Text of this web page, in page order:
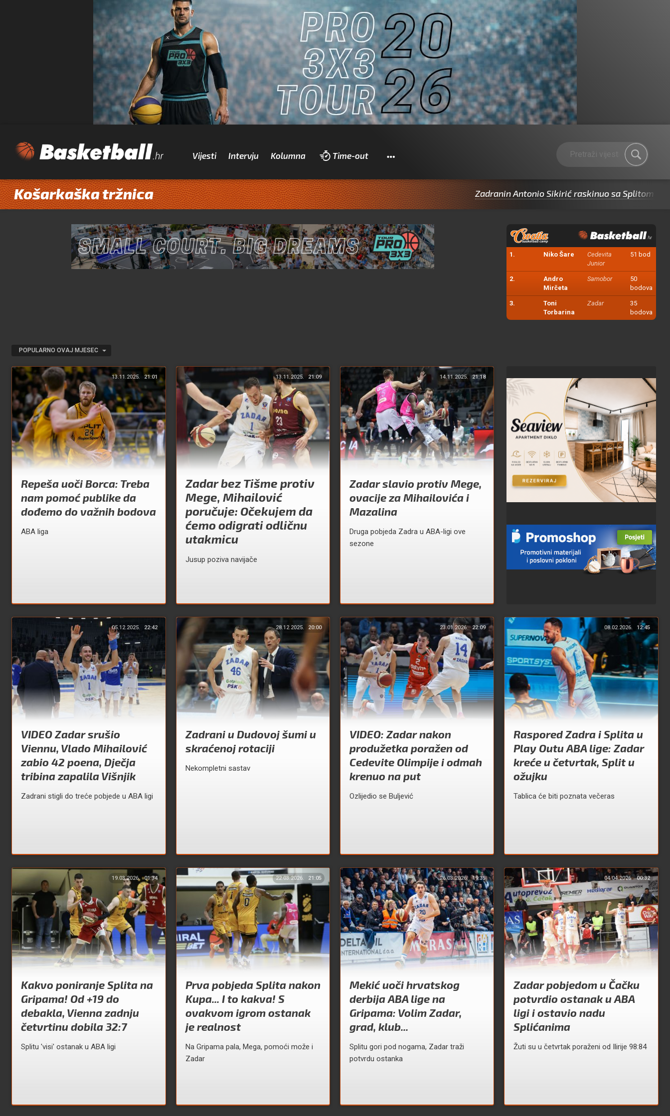
Vijesti Intervju Kolumna Time-out Pretraži
Košarkaška tržnica Zadranin Antonio Sikirić raskinuo sa Splitom pa potpisao
1. Niko Šare
Cedevita
Junior
51 bod
2.
Andro
Mirčeta
Samobor
50
bodova
3.
Toni
Torbarina
Zadar
35
bodova
POPULARNO OVAJ MJESEC
13.11.2025. 21:01
Repeša uoči Borca: Treba
nam pomoć publike da
dođemo do važnih bodova
ABA liga
13.11.2025. 21:09
Zadar bez Tišme protiv
Mege, Mihailović
poručuje: Očekujem da
ćemo odigrati odličnu
utakmicu
Jusup poziva navijače
14.11.2025. 21:18
Zadar slavio protiv Mege,
ovacije za Mihailovića i
Mazalina
Druga pobjeda Zadra u ABA-ligi ove
sezone
05.12.2025. 22:42
VIDEO Zadar srušio
Viennu, Vlado Mihailović
zabio 42 poena, Dječja
tribina zapalila Višnjik
Zadrani stigli do treće pobjede u ABA ligi
28.12.2025. 20:00
Zadrani u Dudovoj šumi u
skraćenoj rotaciji
Nekompletni sastav
23.01.2026. 22:09
VIDEO: Zadar nakon
produžetka poražen od
Cedevite Olimpije i odmah
krenuo na put
Ozlijedio se Buljević
08.02.2026. 12:45
Raspored Zadra i Splita u
Play Outu ABA lige: Zadar
kreće u četvrtak, Split u
ožujku
Tablica će biti poznata večeras
19.03.2026. 01:34
Kakvo poniranje Splita na
Gripama! Od +19 do
debakla, Vienna zadnju
četvrtinu dobila 32:7
Splitu 'visi' ostanak u ABA ligi
22.03.2026. 21:05
Prva pobjeda Splita nakon
Kupa... I to kakva! S
ovakvom igrom ostanak
je realnost
Na Gripama pala, Mega, pomoći može i
Zadar
26.03.2026. 19:35
Mekić uoči hrvatskog
derbija ABA lige na
Gripama: Volim Zadar,
grad, klub...
Splitu gori pod nogama, Zadar traži
potvrdu ostanka
04.04.2026. 00:32
Zadar pobjedom u Čačku
potvrdio ostanak u ABA
ligi i ostavio nadu
Splićanima
Žuti su u četvrtak poraženi od Ilirije 98:84